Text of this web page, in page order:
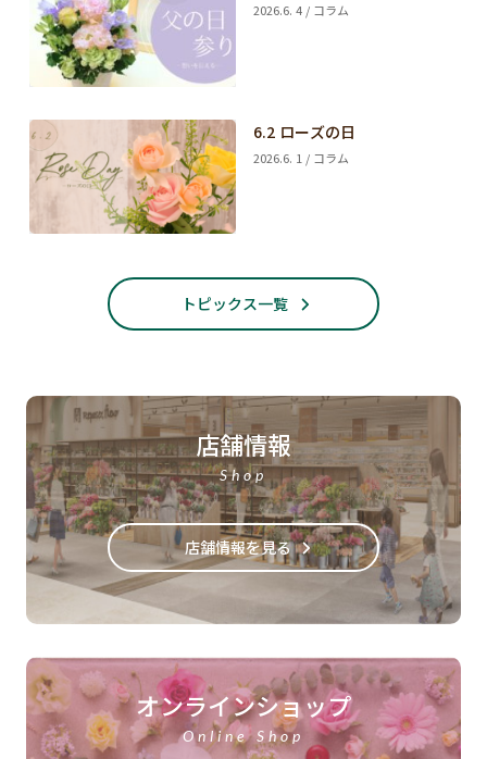
2026.6. 4 / コラム
6.2 ローズの日
2026.6. 1 / コラム
トピックス一覧
店舗情報
Shop
店舗情報を見る
オンラインショップ
Online Shop